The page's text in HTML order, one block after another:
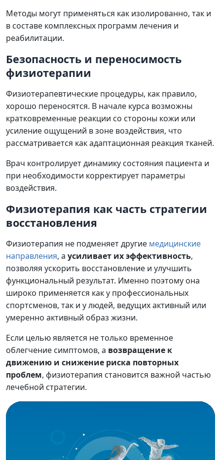
Методы могут применяться как изолированно, так и
в составе комплексных программ лечения и
реабилитации.
Безопасность и переносимость
физиотерапии
Физиотерапевтические процедуры, как правило,
хорошо переносятся. В начале курса возможны
кратковременные реакции со стороны кожи или
усиление ощущений в зоне воздействия, что
рассматривается как адаптационная реакция тканей.
Врач контролирует динамику состояния пациента и
при необходимости корректирует параметры
воздействия.
Физиотерапия как часть стратегии
восстановления
Физиотерапия не подменяет другие медицинские
направления, а усиливает их эффективность,
позволяя ускорить восстановление и улучшить
функциональный результат. Именно поэтому она
широко применяется как у профессиональных
спортсменов, так и у людей, ведущих активный или
умеренно активный образ жизни.
Если целью является не только временное
облегчение симптомов, а возвращение к
движению и снижение риска повторных
проблем, физиотерапия становится важной частью
лечебной стратегии.